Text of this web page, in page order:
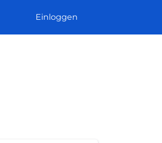
Einloggen